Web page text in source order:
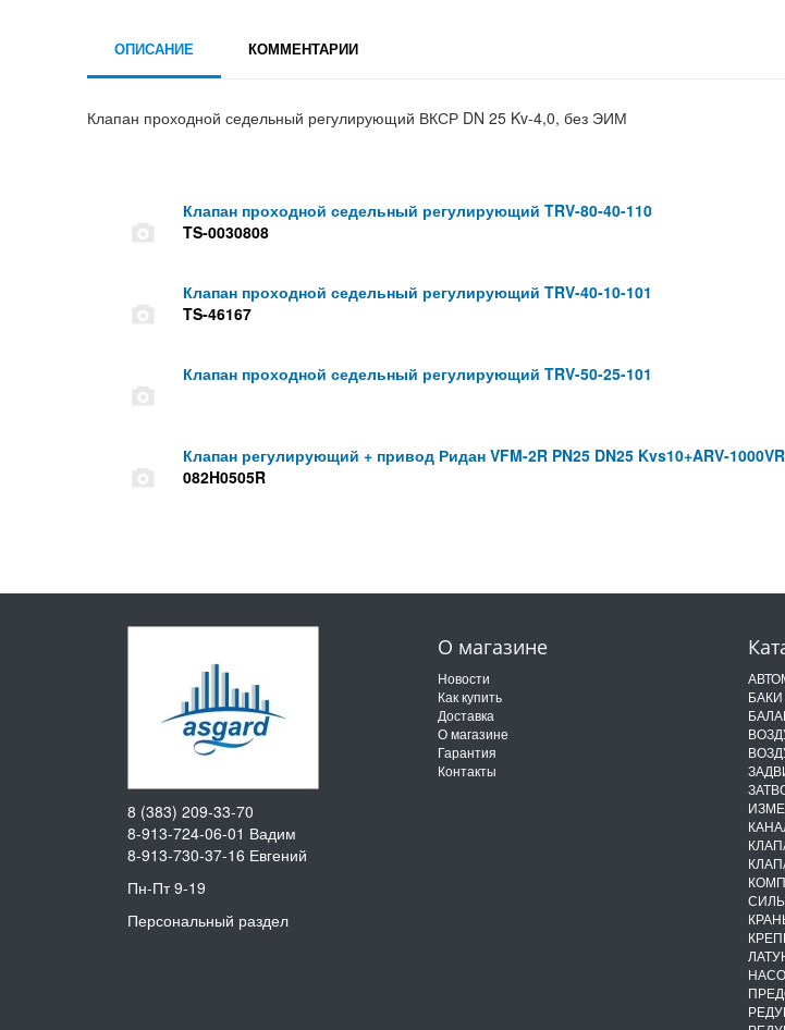
ОПИСАНИЕ КОММЕНТАРИИ
Клапан проходной седельный регулирующий ВКСР DN 25 Kv-4,0, без ЭИМ
Клапан проходной седельный регулирующий TRV-80-40-110
TS-0030808
Клапан проходной седельный регулирующий TRV-40-10-101
TS-46167
Клапан проходной седельный регулирующий TRV-50-25-101
Клапан регулирующий + привод Ридан VFM-2R PN25 DN25 Kvs10+ARV-
082H0505R
О магазине
Новости
Как купить
Доставка
О магазине
Гарантия
Контакты
БАКИ
8 (383) 209-33-70
8-913-724-06-01 Вадим
8-913-730-37-16 Евгений
Пн-Пт 9-19
Персональный раздел